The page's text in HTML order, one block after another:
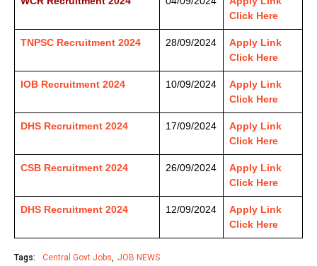
Click Here
TNPSC Recruitment 2024 28/09/2024
Apply Link
Click Here
IOB Recruitment 2024 10/09/2024
Apply Link
Click Here
DHS Recruitment 2024 17/09/2024
Apply Link
Click Here
CSB Recruitment 2024 26/09/2024
Apply Link
Click Here
DHS Recruitment 2024 12/09/2024
Apply Link
Click Here
Tags: Central Govt Jobs JOB NEWS